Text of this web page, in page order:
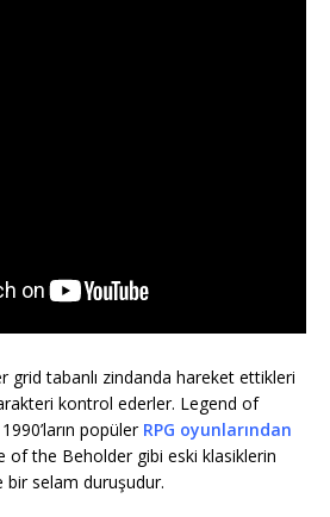
grid tabanlı zindanda hareket ettikleri
kontrol ederler. Legend of
popüler RPG oyunlarından
of the Beholder gibi eski klasiklerin
selam duruşudur.